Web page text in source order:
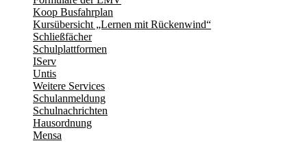
Koop Busfahrplan
Kursübersicht „Lernen mit Rückenwind“
Schließfächer
Schulplattformen
IServ
Untis
Weitere Services
Schulanmeldung
Schulnachrichten
Hausordnung
Mensa